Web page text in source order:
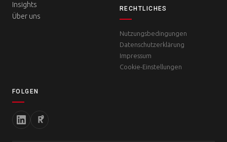
Insights
Über uns
RECHTLICHES
Nutzungsbedingungen
Datenschutzerklärung
Impressum
Cookie-Einstellungen
FOLGEN